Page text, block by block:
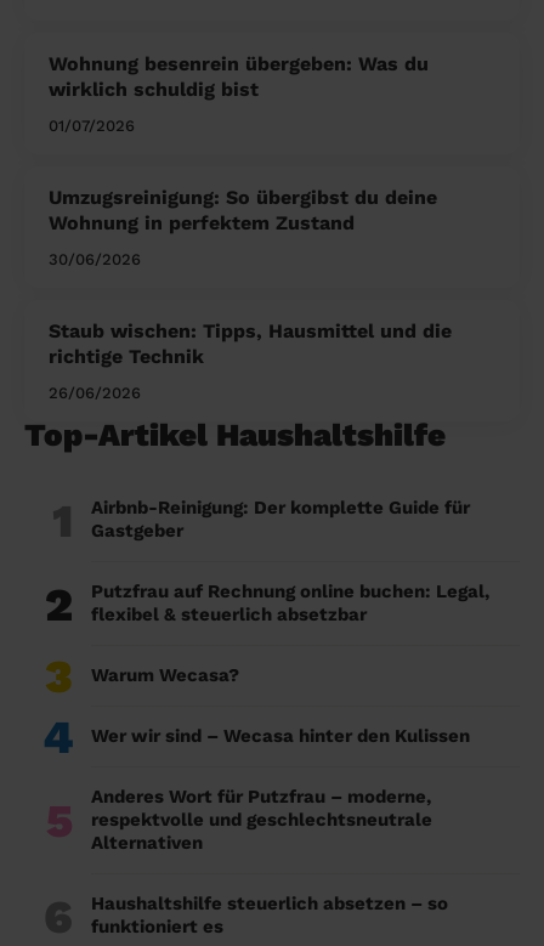
Wohnung besenrein übergeben: Was du
wirklich schuldig bist
01/07/2026
Umzugsreinigung: So übergibst du deine
Wohnung in perfektem Zustand
30/06/2026
Staub wischen: Tipps, Hausmittel und die
richtige Technik
26/06/2026
Top-Artikel Haushaltshilfe
1
Airbnb-Reinigung: Der komplette Guide für
Gastgeber
2
Putzfrau auf Rechnung online buchen: Legal,
flexibel & steuerlich absetzbar
3 Warum Wecasa?
4 Wer wir sind – Wecasa hinter den Kulissen
5
Anderes Wort für Putzfrau – moderne,
respektvolle und geschlechtsneutrale
Alternativen
6
Haushaltshilfe steuerlich absetzen – so
funktioniert es